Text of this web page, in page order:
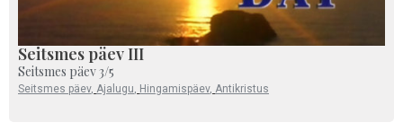
Seitsmes päev III
Seitsmes päev 3/5
Seitsmes päev, Ajalugu, Hingamispäev, Antikristus